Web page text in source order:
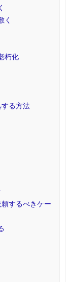
く
朽化
する方法
するべきケー